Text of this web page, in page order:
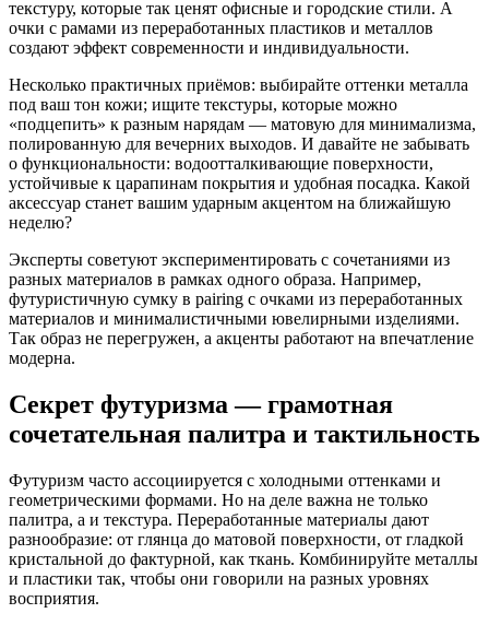
текстуру, которые так ценят офисные и городские стили. А
очки с рамами из переработанных пластиков и металлов
создают эффект современности и индивидуальности.
Несколько практичных приёмов: выбирайте оттенки металла
под ваш тон кожи; ищите текстуры, которые можно
«подцепить» к разным нарядам — матовую для минимализма,
полированную для вечерних выходов. И давайте не забывать
о функциональности: водоотталкивающие поверхности,
устойчивые к царапинам покрытия и удобная посадка. Какой
аксессуар станет вашим ударным акцентом на ближайшую
неделю?
Эксперты советуют экспериментировать с сочетаниями из
разных материалов в рамках одного образа. Например,
футуристичную сумку в pairing с очками из переработанных
материалов и минималистичными ювелирными изделиями.
Так образ не перегружен, а акценты работают на впечатление
модерна.
Секрет футуризма — грамотная
сочетательная палитра и тактильность
Футуризм часто ассоциируется с холодными оттенками и
геометрическими формами. Но на деле важна не только
палитра, а и текстура. Переработанные материалы дают
разнообразие: от глянца до матовой поверхности, от гладкой
кристальной до фактурной, как ткань. Комбинируйте металлы
и пластики так, чтобы они говорили на разных уровнях
восприятия.